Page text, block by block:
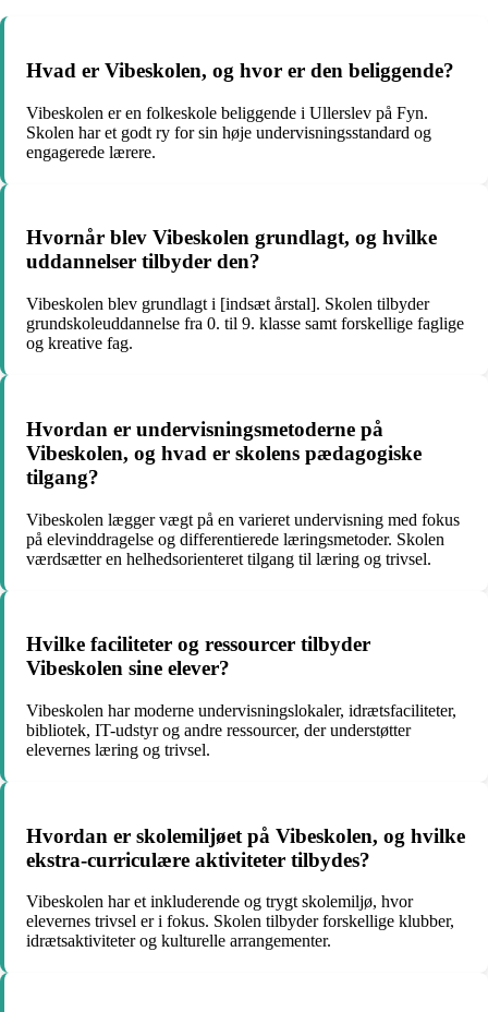
Hvad er Vibeskolen, og hvor er den beliggende?
Vibeskolen er en folkeskole beliggende i Ullerslev på Fyn.
Skolen har et godt ry for sin høje undervisningsstandard og
engagerede lærere.
Hvornår blev Vibeskolen grundlagt, og hvilke
uddannelser tilbyder den?
Vibeskolen blev grundlagt i [indsæt årstal]. Skolen tilbyder
grundskoleuddannelse fra 0. til 9. klasse samt forskellige faglige
og kreative fag.
Hvordan er undervisningsmetoderne på
Vibeskolen, og hvad er skolens pædagogiske
tilgang?
Vibeskolen lægger vægt på en varieret undervisning med fokus
på elevinddragelse og differentierede læringsmetoder. Skolen
værdsætter en helhedsorienteret tilgang til læring og trivsel.
Hvilke faciliteter og ressourcer tilbyder
Vibeskolen sine elever?
Vibeskolen har moderne undervisningslokaler, idrætsfaciliteter,
bibliotek, IT-udstyr og andre ressourcer, der understøtter
elevernes læring og trivsel.
Hvordan er skolemiljøet på Vibeskolen, og hvilke
ekstra-curriculære aktiviteter tilbydes?
Vibeskolen har et inkluderende og trygt skolemiljø, hvor
elevernes trivsel er i fokus. Skolen tilbyder forskellige klubber,
idrætsaktiviteter og kulturelle arrangementer.